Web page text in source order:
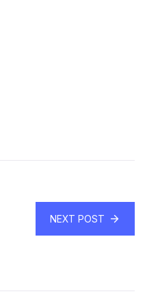
NEXT POST